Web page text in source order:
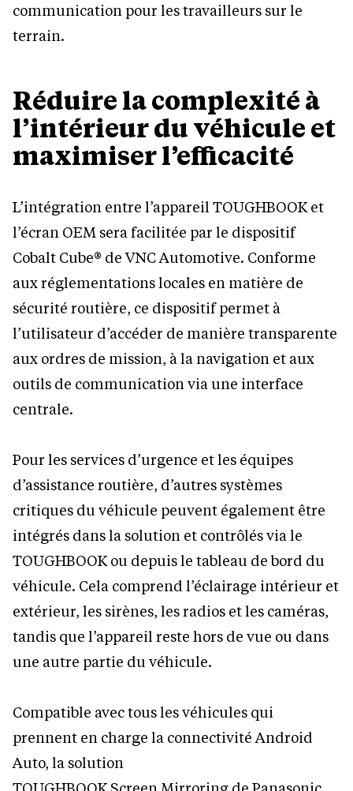
communication pour les travailleurs sur le
terrain.
Réduire la complexité à
l’intérieur du véhicule et
maximiser l’efficacité
L’intégration entre l’appareil TOUGHBOOK et
l’écran OEM sera facilitée par le dispositif
Cobalt Cube® de VNC Automotive. Conforme
aux réglementations locales en matière de
sécurité routière, ce dispositif permet à
l’utilisateur d’accéder de manière transparente
aux ordres de mission, à la navigation et aux
outils de communication via une interface
centrale.
Pour les services d’urgence et les équipes
d’assistance routière, d’autres systèmes
critiques du véhicule peuvent également être
intégrés dans la solution et contrôlés via le
TOUGHBOOK ou depuis le tableau de bord du
véhicule. Cela comprend l’éclairage intérieur et
extérieur, les sirènes, les radios et les caméras,
tandis que l’appareil reste hors de vue ou dans
une autre partie du véhicule.
Compatible avec tous les véhicules qui
prennent en charge la connectivité Android
Auto, la solution